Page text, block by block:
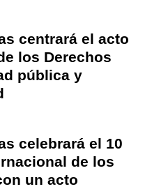
centrará el acto
los Derechos
pública y
celebrará el 10
de los
un acto